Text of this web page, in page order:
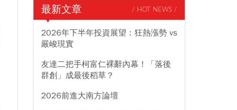
最新文章 / HOT NEWS /
2026年下半年投資展望：狂熱漲勢 vs
嚴峻現實
友達二把手柯富仁裸辭內幕！「落後
群創」成最後稻草？
2026前進大南方論壇